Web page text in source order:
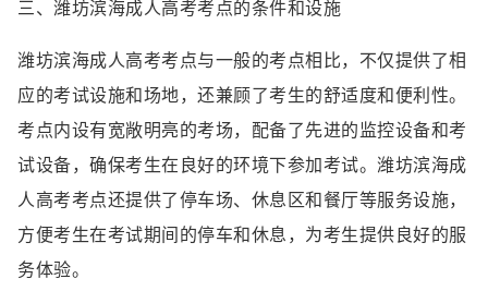
三、潍坊滨海成人高考考点的条件和设施
潍坊滨海成人高考考点与一般的考点相比，不仅提供了相
应的考试设施和场地，还兼顾了考生的舒适度和便利性。
考点内设有宽敞明亮的考场，配备了先进的监控设备和考
试设备，确保考生在良好的环境下参加考试。潍坊滨海成
人高考考点还提供了停车场、休息区和餐厅等服务设施，
方便考生在考试期间的停车和休息，为考生提供良好的服
务体验。